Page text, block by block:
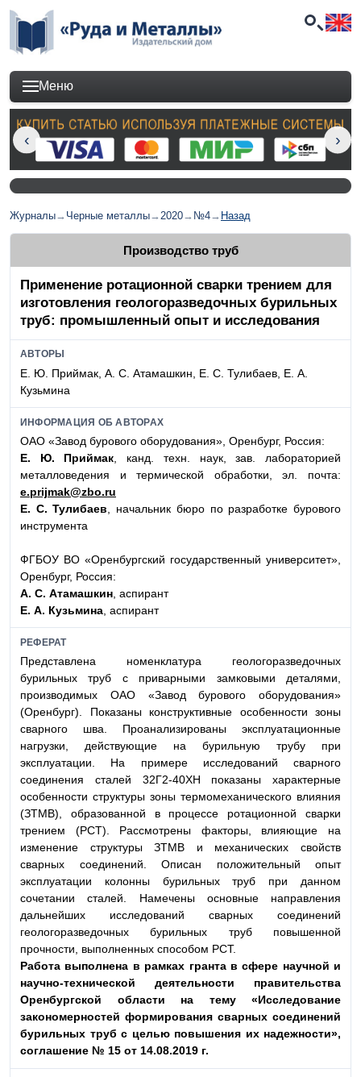
Меню
Журналы→ Черные металлы→2020→ №4→ Назад
Производство труб
Применение ротационной сварки трением для
изготовления геологоразведочных бурильных
труб: промышленный опыт и исследования
АВТОРЫ
Е. Ю. Приймак, А. С. Атамашкин, Е. С. Тулибаев, Е. А.
Кузьмина
ИНФОРМАЦИЯ ОБ АВТОРАХ
ОАО «Завод бурового оборудования», Оренбург, Россия:
Е. Ю. Приймак , канд. техн. наук, зав. лабораторией
металловедения и термической обработки, эл. почта:
e.prijmak@zbo.ru
Е. С. Тулибаев , начальник бюро по разработке бурового
инструмента
ФГБОУ ВО «Оренбургский государственный университет»,
Оренбург, Россия:
А. С. Атамашкин , аспирант
Е. А. Кузьмина , аспирант
РЕФЕРАТ
Представлена номенклатура геологоразведочных
бурильных труб с приварными замковыми деталями,
производимых ОАО «Завод бурового оборудования»
(Оренбург). Показаны конструктивные особенности зоны
сварного шва. Проанализированы эксплуатационные
нагрузки, действующие на бурильную трубу при
эксплуатации. На примере исследований сварного
соединения сталей 32Г2-40ХН показаны характерные
особенности структуры зоны термомеханического влияния
(ЗТМВ), образованной в процессе ротационной сварки
трением (РСТ). Рассмотрены факторы, влияющие на
изменение структуры ЗТМВ и механических свойств
сварных соединений. Описан положительный опыт
эксплуатации колонны бурильных труб при данном
сочетании сталей. Намечены основные направления
дальнейших исследований сварных соединений
геологоразведочных бурильных труб повышенной
прочности, выполненных способом РСТ.
Работа выполнена в рамках гранта в сфере научной и
научно-технической деятельности правительства
Оренбургской области на тему «Исследование
закономерностей формирования сварных соединений
бурильных труб с целью повышения их надежности»,
соглашение № 15 от 14.08.2019 г.